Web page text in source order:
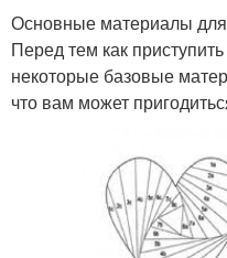
Основные материалы
Перед тем как
некоторые базовые
что вам может